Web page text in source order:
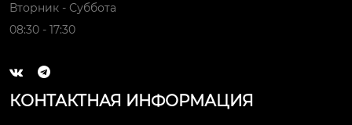
Вторник - Суббота
08:30 - 17:30
 
КОНТАКТНАЯ ИНФОРМАЦИЯ